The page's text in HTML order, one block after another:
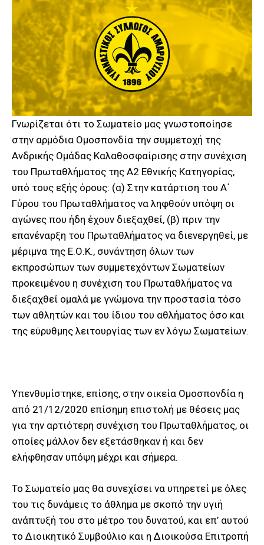
Γνωρίζεται ότι το Σωματείο μας γνωστοποίησε
στην αρμόδια Ομοσπονδία την συμμετοχή της
Ανδρικής Ομάδας Καλαθοσφαίρισης στην συνέχιση
του Πρωταθλήματος της Α2 Εθνικής Κατηγορίας,
υπό τους εξής όρους: (α) Στην κατάρτιση του Α΄
Γύρου του Πρωταθλήματος να ληφθούν υπόψη οι
αγώνες που ήδη έχουν διεξαχθεί, (β) πριν την
επανέναρξη του Πρωταθλήματος να διενεργηθεί, με
μέριμνα της Ε.Ο.Κ., συνάντηση όλων των
εκπροσώπων των συμμετεχόντων Σωματείων
προκειμένου η συνέχιση του Πρωταθλήματος να
διεξαχθεί ομαλά με γνώμονα την προστασία τόσο
των αθλητών και του ίδιου του αθλήματος όσο και
της εύρυθμης λειτουργίας των εν λόγω Σωματείων.
Υπενθυμίστηκε, επίσης, στην οικεία Ομοσπονδία η
από 21/12/2020 επίσημη επιστολή με θέσεις μας
για την αρτιότερη συνέχιση του Πρωταθλήματος, οι
οποίες μάλλον δεν εξετάσθηκαν ή και δεν
ελήφθησαν υπόψη μέχρι και σήμερα.
Το Σωματείο μας θα συνεχίσει να υπηρετεί με όλες
του τις δυνάμεις το άθλημα με σκοπό την υγιή
ανάπτυξή του στο μέτρο του δυνατού, και επ’ αυτού
το Διοικητικό Συμβούλιο και η Διοικούσα Επιτροπή